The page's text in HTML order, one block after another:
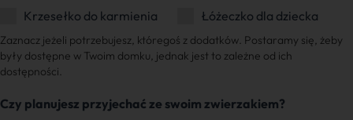
Krzesełko do karmienia
Łóżeczko dla dziecka
Zaznacz jeżeli potrzebujesz, któregoś z dodatków. Postaramy się, żeby
były dostępne w Twoim domku, jednak jest to zależne od ich
dostępności.
Czy planujesz przyjechać ze swoim zwierzakiem?